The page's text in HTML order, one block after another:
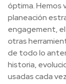
óptima. Hemos
planeación
engagement, el
otras
de todo lo
historia,
usadas cada